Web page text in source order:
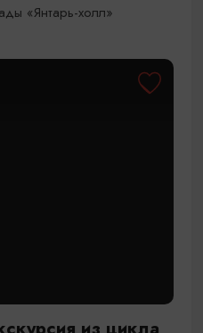
«Янтарь-холл»